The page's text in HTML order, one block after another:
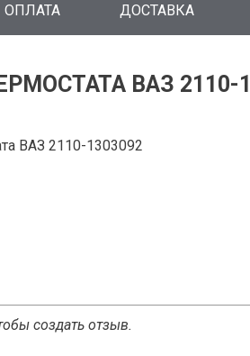
ОПЛАТА ДОСТАВКА
ВАЗ 2110-
создать отзыв.